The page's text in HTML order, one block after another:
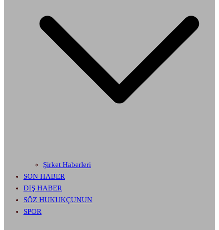
Şirket Haberleri
SON HABER
DIŞ HABER
SÖZ HUKUKÇUNUN
SPOR